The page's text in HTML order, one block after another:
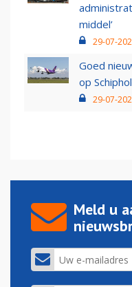
middel’
29-07-
Goed
op
29-07-
Meld u